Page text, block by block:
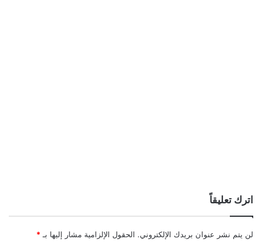
اترك تعليقاً
لن يتم نشر عنوان بريدك الإلكتروني. الحقول الإلزامية مشار إليها بـ *